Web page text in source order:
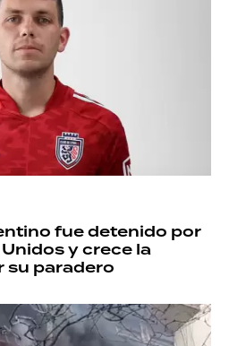
fue detenido por
y crece la
su paradero